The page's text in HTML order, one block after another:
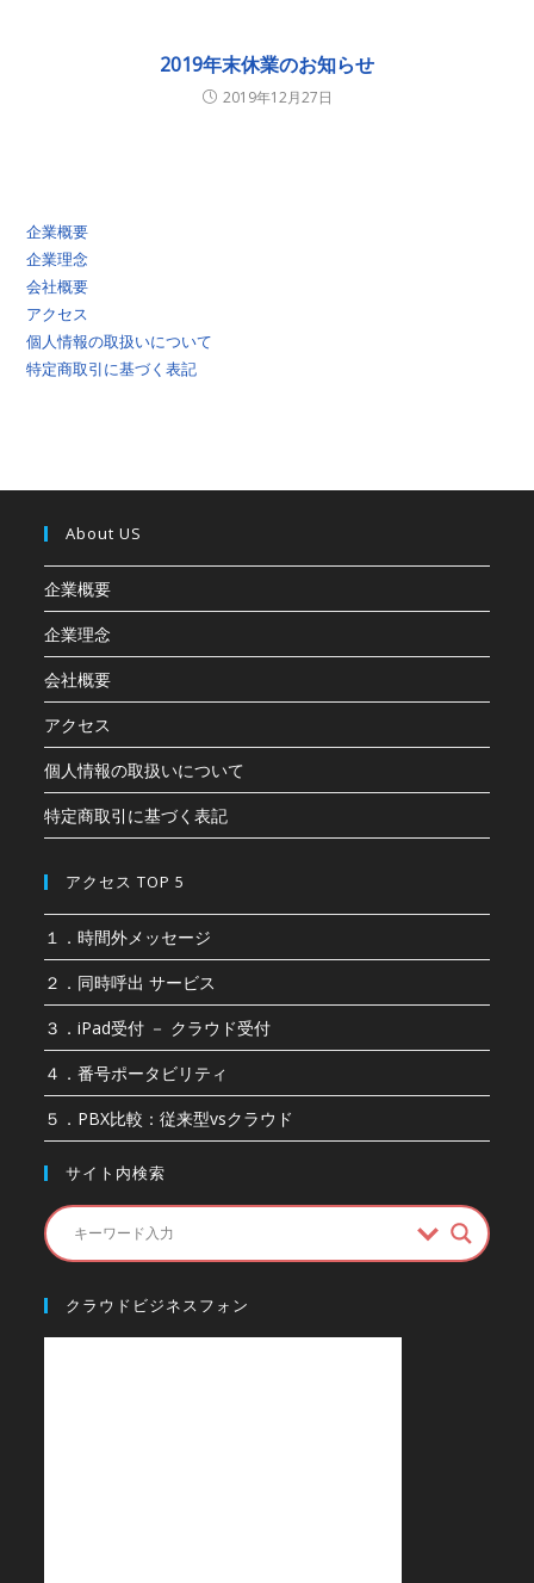
2019年末休業のお知らせ
2019年12月27日
企業概要
企業理念
会社概要
アクセス
個人情報の取扱いについて
特定商取引に基づく表記
About US
企業概要
企業理念
会社概要
アクセス
個人情報の取扱いについて
特定商取引に基づく表記
アクセス TOP 5
１．時間外メッセージ
２．同時呼出 サービス
３．iPad受付 － クラウド受付
４．番号ポータビリティ
５．PBX比較：従来型vsクラウド
サイト内検索
クラウドビジネスフォン